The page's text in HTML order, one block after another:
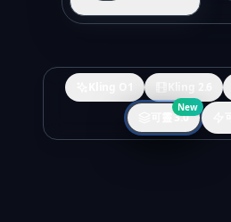
New
可靈 3.0